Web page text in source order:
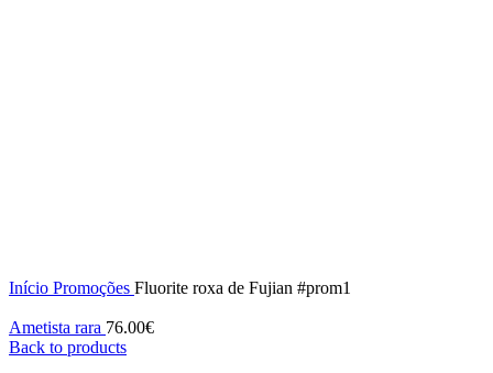
Início Promoções Fluorite roxa de Fujian #prom1
Ametista rara 76.00€
Back to products